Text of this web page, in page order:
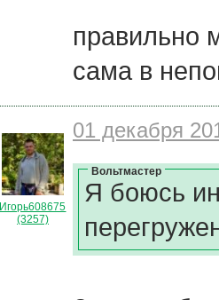
правильно
сама в
Игорь608675
(3257)
01 декабря
Вольтмастер
Я боюсь